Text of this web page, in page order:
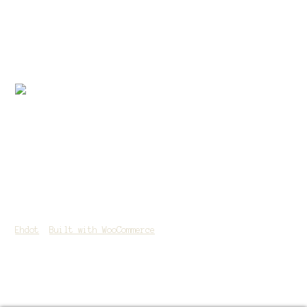
Ehdot
Built with WooCommerce